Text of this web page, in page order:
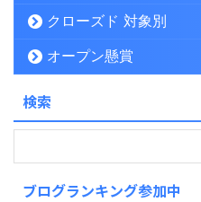
クローズド 対象別
オープン懸賞
検索
ブログランキング参加中